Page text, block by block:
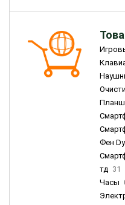
Фен
тд 31
Часы